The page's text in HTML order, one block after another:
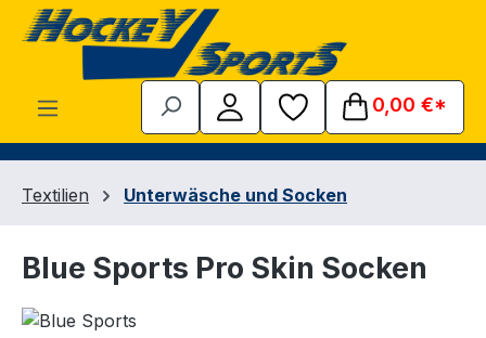
Zum Hauptinhalt springen
0,00 €*
Textilien Unterwäsche und Socken
Blue Sports Pro Skin Socken